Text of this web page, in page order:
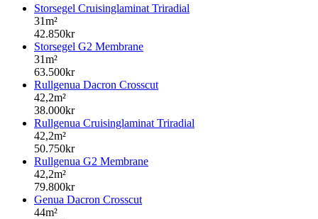
Storsegel Cruisinglaminat Triradial
31m²
42.850kr
Storsegel G2 Membrane
31m²
63.500kr
Rullgenua Dacron Crosscut
42,2m²
38.000kr
Rullgenua Cruisinglaminat Triradial
42,2m²
50.750kr
Rullgenua G2 Membrane
42,2m²
79.800kr
Genua Dacron Crosscut
44m²